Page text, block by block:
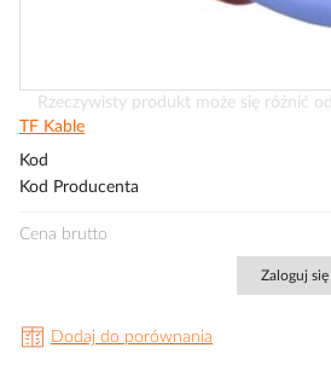
Przejdź
na
początek
Rzeczywisty produkt może się różnić
TF Kable
Kod
Kod Producenta
Cena brutto
Zaloguj
Dodaj do porównania